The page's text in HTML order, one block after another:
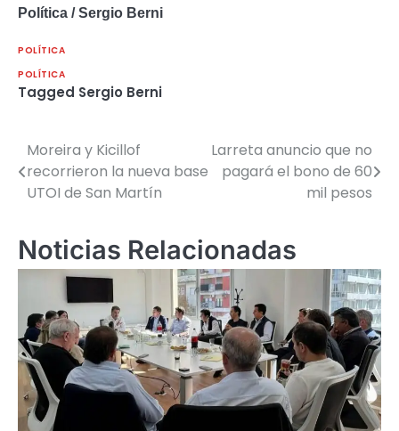
Política / Sergio Berni
POLÍTICA
POLÍTICA
Tagged Sergio Berni
Navegación
de
Moreira y Kicillof
recorrieron la nueva base
UTOI de San Martín
Larreta anuncio que no
pagará el bono de 60
mil pesos
Noticias Relacionadas